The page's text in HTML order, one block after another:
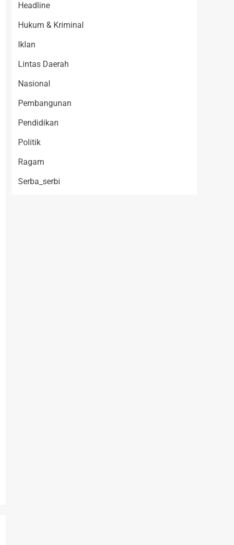
Headline
Hukum & Kriminal
Iklan
Lintas Daerah
Nasional
Pembangunan
Pendidikan
Politik
Ragam
Serba_serbi